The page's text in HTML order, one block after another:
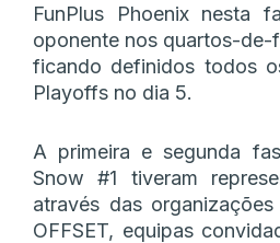
FunPlus Phoenix nesta
oponente nos quartos-de-
ficando definidos todos
Playoffs no dia 5.
A primeira e segunda
Snow #1 tiveram
através das
OFFSET, equipas